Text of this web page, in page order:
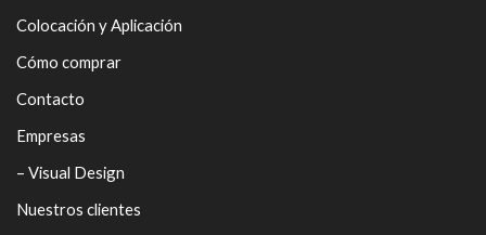
Colocación y Aplicación
Cómo comprar
Contacto
Empresas
– Visual Design
Nuestros clientes